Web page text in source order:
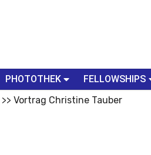
PHOTOTHEK FELLOWSHIPS
Vortrag Christine Tauber